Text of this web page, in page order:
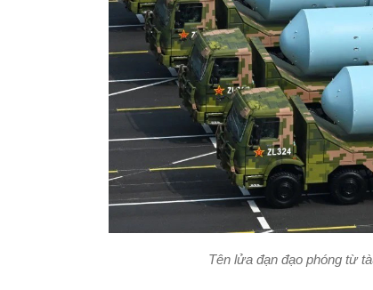
Tên lửa đạn đạo phóng từ